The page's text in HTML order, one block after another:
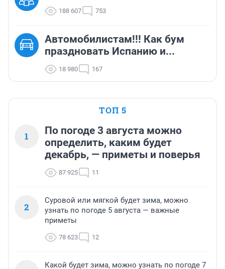
188 607 753
Автомобилистам!!! Как бум
праздновать Испанию и...
18 980 167
ТОП 5
1
По погоде 3 августа можно
определить, каким будет
декабрь, — приметы и поверья
87 925 11
2
Суровой или мягкой будет зима, можно
узнать по погоде 5 августа — важные
приметы
78 623 12
Какой будет зима, можно узнать по погоде 7